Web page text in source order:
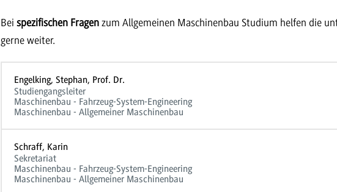
Bei spezifischen Fragenzum Allgemeinen Maschinenbau Studium helfen die
gerne weiter.
Engelking, Stephan, Prof. Dr.
Studiengangsleiter
Maschinenbau - Fahrzeug-System-Engineering
Maschinenbau - Allgemeiner Maschinenbau
Schraff, Karin
Sekretariat
Maschinenbau - Fahrzeug-System-Engineering
Maschinenbau - Allgemeiner Maschinenbau